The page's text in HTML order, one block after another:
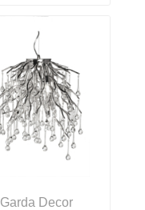
Garda Decor